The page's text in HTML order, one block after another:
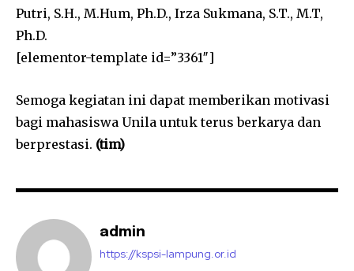
Putri, S.H., M.Hum, Ph.D., Irza Sukmana, S.T., M.T,
Ph.D.
[elementor-template id=”3361″]
Semoga kegiatan ini dapat memberikan motivasi
bagi mahasiswa Unila untuk terus berkarya dan
berprestasi. (tim)
admin
https://kspsi-lampung.or.id